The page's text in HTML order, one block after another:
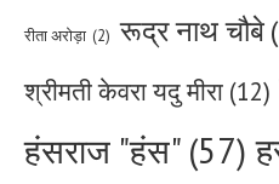
रीता अरोड़ा (2) रूद्र नाथ चौबे
श्रीमती केवरा यदु मीरा (12)
हंसराज "हंस" (57)